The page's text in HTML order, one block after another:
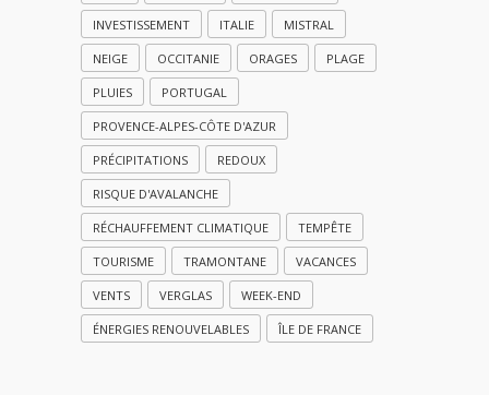
INVESTISSEMENT ITALIE MISTRAL
NEIGE OCCITANIE ORAGES PLAGE
PLUIES PORTUGAL
PROVENCE-ALPES-CÔTE D'AZUR
PRÉCIPITATIONS REDOUX
RISQUE D'AVALANCHE
RÉCHAUFFEMENT CLIMATIQUE TEMPÊTE
TOURISME TRAMONTANE VACANCES
VENTS VERGLAS WEEK-END
ÉNERGIES RENOUVELABLES ÎLE DE FRANCE